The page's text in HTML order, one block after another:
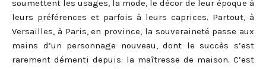
soumettent les usages, la mode, le décor de leur époque à
leurs préférences et parfois à leurs caprices. Partout, à
Versailles, à Paris, en province, la souveraineté passe aux
mains d’un personnage nouveau, dont le succès s’est
rarement démenti depuis: la maîtresse de maison. C’est